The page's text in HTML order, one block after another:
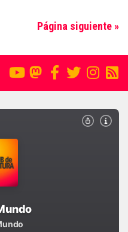
Página siguiente »